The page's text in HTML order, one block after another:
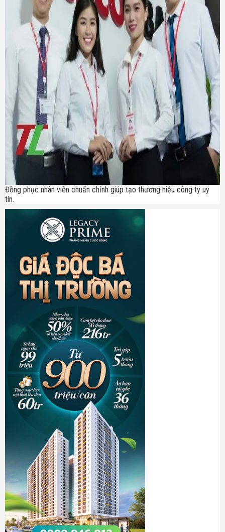
Đồng phục nhân viên chuẩn chỉnh giúp tạo thương hiệu công ty uy
tín.